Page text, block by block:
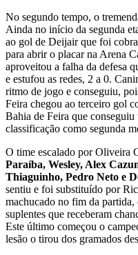
No segundo tempo, o
Ainda no início da segunda
ao gol de Deijair que foi
para abrir o placar na Arena
aproveitou a falha da defesa
e estufou as redes, 2 a 0.
ritmo de jogo e conseguiu,
Feira chegou ao terceiro gol
Bahia de Feira que
classificação como segunda
O time escalado por Oliveira
Paraíba, Wesley, Alex
Thiaguinho, Pedro Neto e
sentiu e foi substituído por
machucado no fim da
suplentes que receberam
Este último começou o
lesão o tirou dos gramados